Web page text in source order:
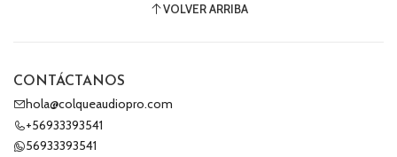
VOLVER ARRIBA
CONTÁCTANOS
hola@colqueaudiopro.com
+56933393541
56933393541